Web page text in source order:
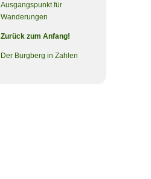
Ausgangspunkt für
Wanderungen
Zurück zum Anfang!
Der Burgberg in Zahlen